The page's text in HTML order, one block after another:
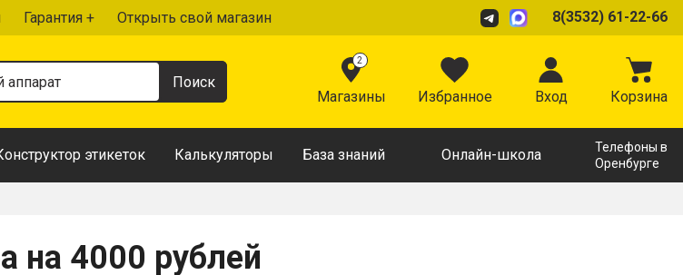
Гарантия + Открыть свой магазин 8(3532) 61-22-66
2
Магазины Избранное Вход Корзина
этикеток Калькуляторы База знаний Онлайн-школа
Телефоны в
Оренбурге
на 4000 рублей